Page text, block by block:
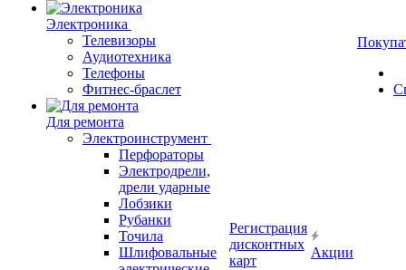
Электроника
Телевизоры
Аудиотехника
Телефоны
Фитнес-браслет
Для ремонта
Электроинструмент
Перфораторы
Электродрели,
дрели ударные
Лобзики
Рубанки
Точила
Шлифовальные
Регистрация
дисконтных
карт
Акции